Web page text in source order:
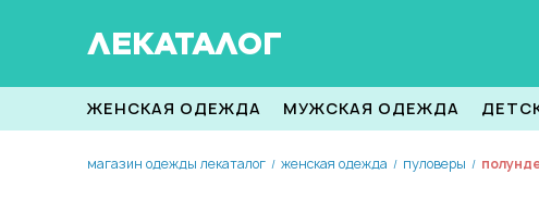
ЛЕКАТАЛОГ
ЖЕНСКАЯ ОДЕЖДА МУЖСКАЯ ОДЕЖДА
магазин одежды лекаталог / женская одежда / пуловеры /